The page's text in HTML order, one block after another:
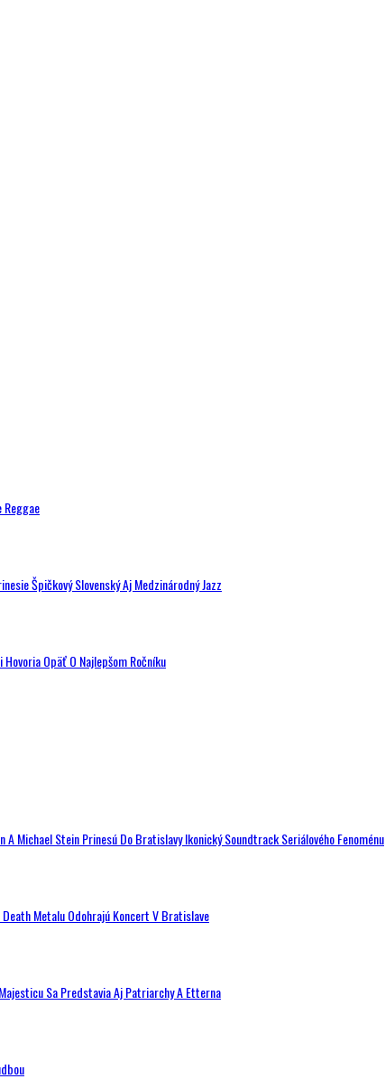
Špičkový Slovenský Aj Medzinárodný Jazz
Opäť O Najlepšom Ročníku
A Michael Stein Prinesú Do Bratislavy Ikonický Soundtrack Seriálového Fenoménu
Death Metalu Odohrajú Koncert V Bratislave
Sa Predstavia Aj Patriarchy A Etterna